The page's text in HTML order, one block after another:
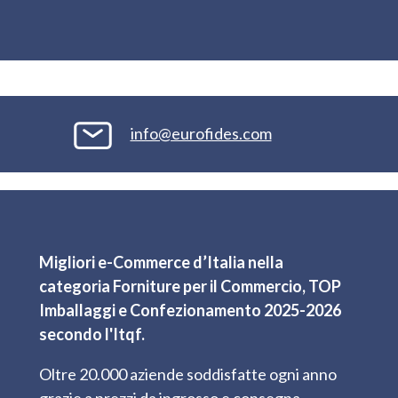
info@eurofides.com
Migliori e-Commerce d’Italia nella
categoria Forniture per il Commercio, TOP
Imballaggi e Confezionamento 2025-2026
secondo l'Itqf.
Oltre 20.000 aziende soddisfatte ogni anno